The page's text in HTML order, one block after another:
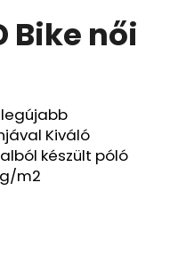
Bike női
Kiváló
készült póló
m2